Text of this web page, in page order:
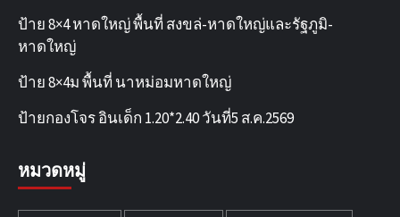
ป้าย 8×4 หาดใหญ่ พื้นที่ สงขล่-หาดใหญ่และรัฐภูมิ-
หาดใหญ่
ป้าย 8×4ม พื้นที่ นาหม่อมหาดใหญ่
ป้ายกองโจร อินเด็ก 1.20*2.40 วันที่5 ส.ค.2569
หมวดหมู่